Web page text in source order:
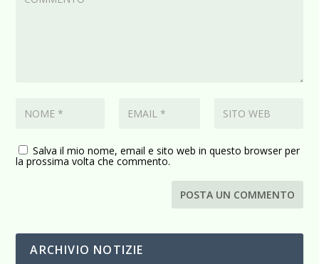
Salva il mio nome, email e sito web in questo browser per
la prossima volta che commento.
ARCHIVIO NOTIZIE